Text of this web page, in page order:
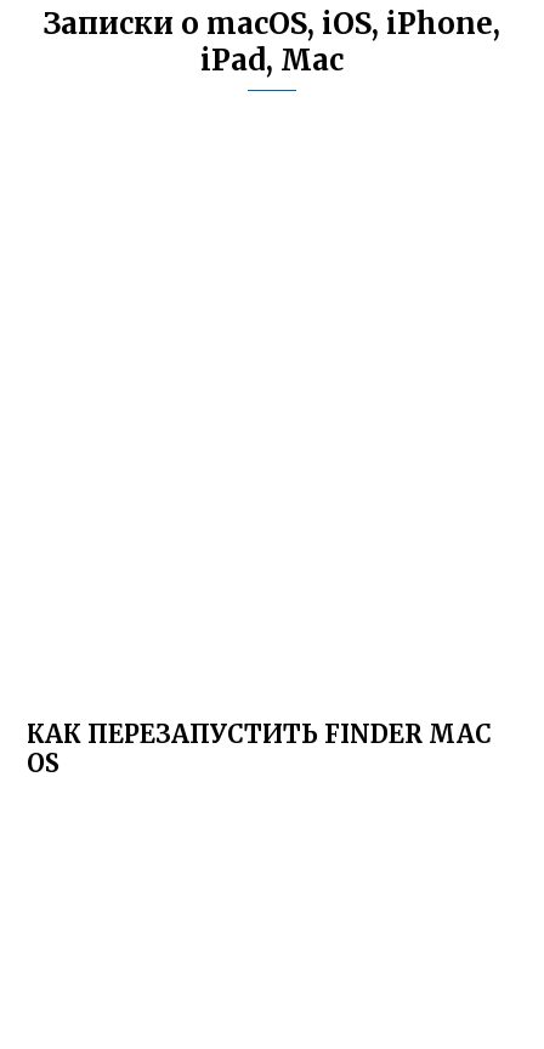
Записки о macOS, iOS, iPhone,
iPad, Mac
КАК ПЕРЕЗАПУСТИТЬ FINDER MAC
OS